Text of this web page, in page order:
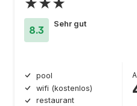
★★★
8.3
Sehr gut
pool
wifi (kostenlos)
restaurant